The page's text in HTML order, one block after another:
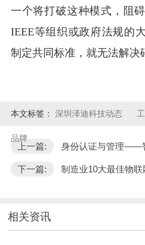
一个将打破这种模式，阻
IEEE等组织或政府法规的
制定共同标准，就无法解决
本文标签： 深圳泽迪科技动态
品牌
上一篇: 身份认证与管理——
下一篇: 制造业10大最佳物
相关资讯